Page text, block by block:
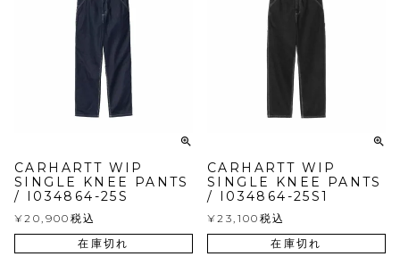
CARHARTT WIP
SINGLE KNEE PANTS
/ I034864-25S
¥20,900 税込
在庫切れ
CARHARTT WIP
SINGLE KNEE PANTS
/ I034864-25S1
¥23,100 税込
在庫切れ